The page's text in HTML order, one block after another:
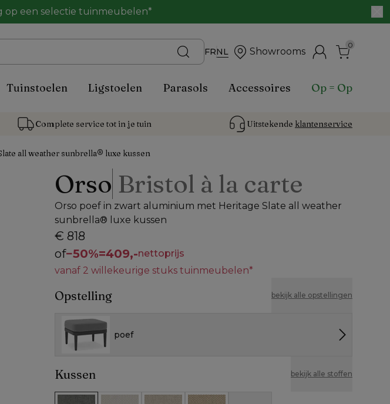
op een selectie tuinmeubelen*
FRNL Showrooms
0
Tuinstoelen Ligstoelen Parasols Accessoires Op = Op
Complete service tot in je tuin Uitstekende klantenservice
all weather sunbrella® luxe kussen
Orso Bristol à la carte
Orso poef in zwart aluminium met Heritage Slate all weather
sunbrella® luxe kussen
€ 818
of−50%=409,-nettoprijs
vanaf 2 willekeurige stuks tuinmeubelen*
Opstelling bekijk alle opstellingen
poef
Kussen bekijk alle stoffen